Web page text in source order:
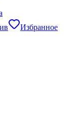
Избранное